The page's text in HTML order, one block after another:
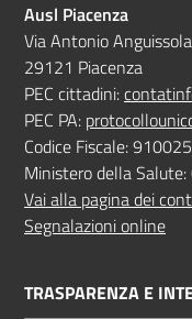
Ausl Piacenza
Via Antonio
29121 Piacenza
PEC cittadini:
PEC PA:
Codice Fiscale:
Ministero della
Vai alla pagina dei
Segnalazioni online
TRASPARENZA E